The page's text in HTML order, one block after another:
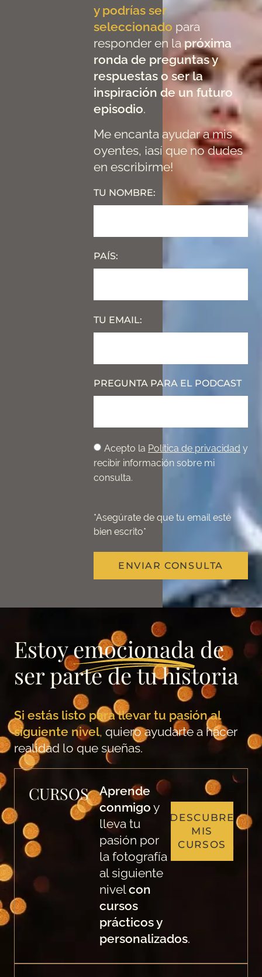
y podrías ser
seleccionado para
responder en la próxima
ronda de preguntas y
respuestas o ser la
inspiración de un futuro
episodio.
Me encanta ayudar a mis
oyentes, ¡así que no dudes
en escribirme!
TU NOMBRE:
PAÍS:
TU EMAIL:
PREGUNTA PARA EL PODCAST
Acepto la Política de privacidad y
recibir información sobre mi
consulta.
*Asegúrate de que tu email esté
bien escrito*
ENVIAR CONSULTA
Estoyemocionadade
ser parte de tu historia
Si estás listo para llevar tu pasión al
siguiente nivel, quiero ayudarte a hacer
realidad lo que sueñas.
CURSOS
Aprende
conmigo y
lleva tu
pasión por
la fotografía
al siguiente
nivelcon
cursos
prácticos y
personalizados.
DESCUBRE
MIS
CURSOS